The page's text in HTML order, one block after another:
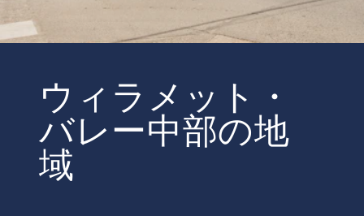
ウィラメット・
バレー中部の地
域